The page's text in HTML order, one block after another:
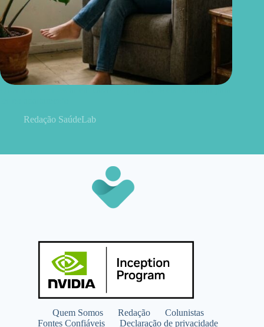
Redação SaúdeLab
Quem Somos Redação
Colunistas
Fontes Confiáveis
Declaração de privacidade